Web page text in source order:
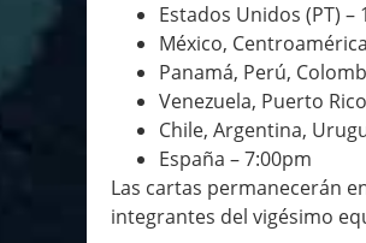
Estados Unidos (PT) –
México,
Panamá, Perú,
Venezuela, Puerto
Chile, Argentina,
España – 7:00pm
Las cartas permanecerán
integrantes del vigésimo